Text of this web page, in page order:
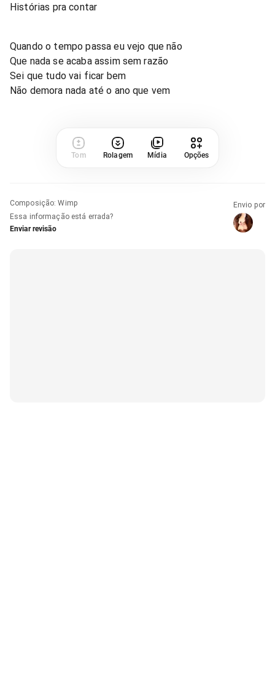
Histórias pra contar
Quando o tempo passa eu vejo que não
Que nada se acaba assim sem razão
Sei que tudo vai ficar bem
Não demora nada até o ano que vem
Tom Rolagem Mídia Opções
Composição:Wimp
Essa informação está errada?
Enviar revisão
Envio por